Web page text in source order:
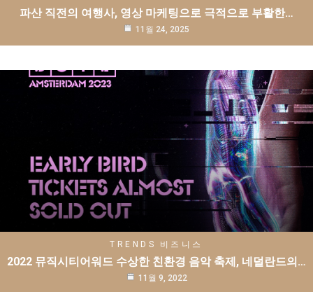
파산 직전의 여행사, 영상 마케팅으로 극적으로 부활한…
11월 24, 2025
TRENDS 비즈니스
2022 뮤직시티어워드 수상한 친환경 음악 축제, 네덜란드의…
11월 9, 2022